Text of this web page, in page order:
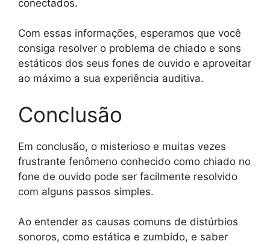
conectados.
Com essas informações, esperamos que você
consiga resolver o problema de chiado e sons
estáticos dos seus fones de ouvido e aproveitar
ao máximo a sua experiência auditiva.
Conclusão
Em conclusão, o misterioso e muitas vezes
frustrante fenômeno conhecido como chiado no
fone de ouvido pode ser facilmente resolvido
com alguns passos simples.
Ao entender as causas comuns de distúrbios
sonoros, como estática e zumbido, e saber